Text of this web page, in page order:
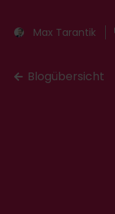
Max Tarantik
Blogübersicht